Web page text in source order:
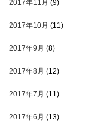
2017年11月 (9)
2017年10月 (11)
2017年9月 (8)
2017年8月 (12)
2017年7月 (11)
2017年6月 (13)